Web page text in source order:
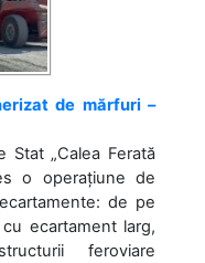
de mărfuri –
Stat „Calea Ferată
o operațiune de
de pe
ecartament larg,
feroviare